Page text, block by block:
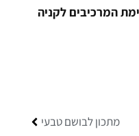
המרכיבים לקניה
מתכון לבושם טבעי הבא